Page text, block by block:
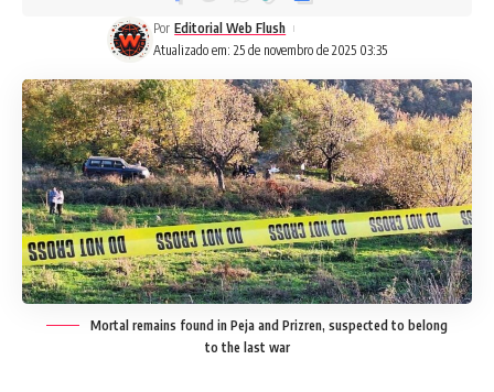
Atualizado em: 25 de novembro de 2025 03:35
Por Editorial Web Flush
Mortal remains found in Peja and Prizren, suspected to belong
to the last war